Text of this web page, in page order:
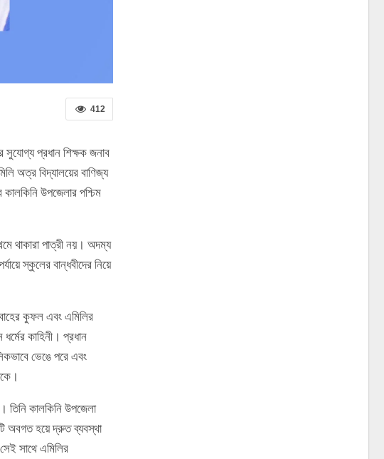
412
সুযোগ্য প্রধান শিক্ষক জনাব
অত্র বিদ্যালয়ের বাণিজ্য
উপজেলার পশ্চিম
থাকারা পাত্রী নয়। অদম্য
স্কুলের বান্ধবীদের নিয়ে
কুফল এবং এমিলির
কাহিনী। প্রধান
ভেঙে পরে এবং
তিনি কালকিনি উপজেলা
অবগত হয়ে দ্রুত ব্যবস্থা
সাথে এমিলির